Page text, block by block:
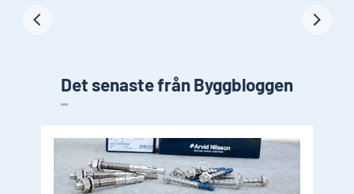
Det senaste från Byggbloggen